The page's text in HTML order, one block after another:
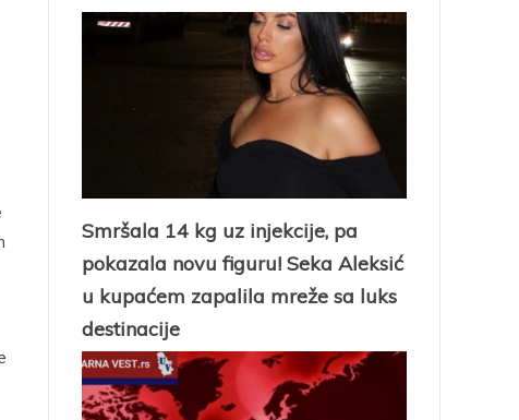
Smršala 14 kg uz injekcije, pa
pokazala novu figuru! Seka Aleksić
u kupaćem zapalila mreže sa luks
destinacije